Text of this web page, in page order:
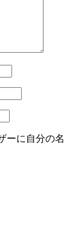
ーに自分の名